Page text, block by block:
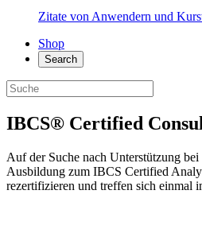
Zitate von Anwendern und
Shop
Search
IBCS® Certified
Auf der Suche nach Unterstützung
Ausbildung zum IBCS Certified
rezertifizieren und treffen sich einmal